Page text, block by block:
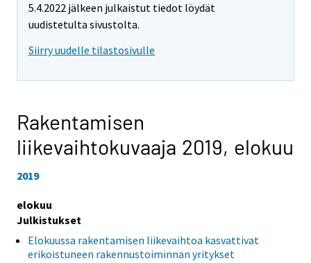
5.4.2022 jälkeen julkaistut tiedot löydät
uudistetulta sivustolta.
Siirry uudelle tilastosivulle
Rakentamisen
liikevaihtokuvaaja 2019, elokuu
2019
elokuu
Julkistukset
Elokuussa rakentamisen liikevaihtoa kasvattivat
erikoistuneen rakennustoiminnan yritykset